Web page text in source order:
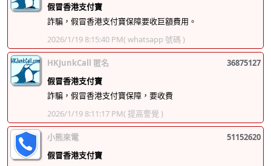
假冒香港支付寶
詐騙，假冒香港支付寶保障要收巨額費用。
2026/1/19 8:15:40 PM( whatsapp 號碼 )
HKJunkCall 匿名
36875127
假冒香港支付寶
詐騙，假冒香港支付寶保障，要收費
2026/1/19 8:11:17 PM( 提高警覺 )
小熊來電
51152620
假冒香港支付寶